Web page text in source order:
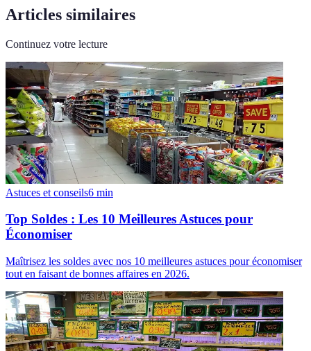
Articles similaires
Continuez votre lecture
Astuces et conseils6 min
Top Soldes : Les 10 Meilleures Astuces pour
Économiser
Maîtrisez les soldes avec nos 10 meilleures astuces pour économiser
tout en faisant de bonnes affaires en 2026.